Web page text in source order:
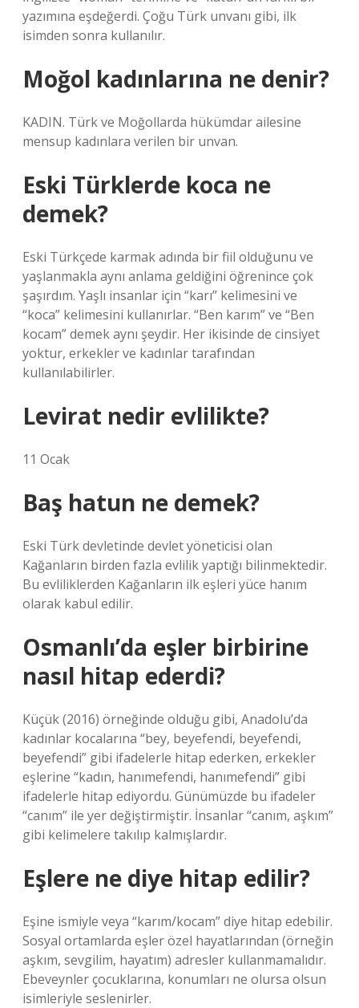
yazımına eşdeğerdi. Çoğu Türk unvanı gibi, ilk
isimden sonra kullanılır.
Moğol kadınlarına ne denir?
KADIN. Türk ve Moğollarda hükümdar ailesine
mensup kadınlara verilen bir unvan.
Eski Türklerde koca ne
demek?
Eski Türkçede karmak adında bir fiil olduğunu ve
yaşlanmakla aynı anlama geldiğini öğrenince çok
şaşırdım. Yaşlı insanlar için “karı” kelimesini ve
“koca” kelimesini kullanırlar. “Ben karım” ve “Ben
kocam” demek aynı şeydir. Her ikisinde de cinsiyet
yoktur, erkekler ve kadınlar tarafından
kullanılabilirler.
Levirat nedir evlilikte?
11 Ocak
Baş hatun ne demek?
Eski Türk devletinde devlet yöneticisi olan
Kağanların birden fazla evlilik yaptığı bilinmektedir.
Bu evliliklerden Kağanların ilk eşleri yüce hanım
olarak kabul edilir.
Osmanlı’da eşler birbirine
nasıl hitap ederdi?
Küçük (2016) örneğinde olduğu gibi, Anadolu’da
kadınlar kocalarına “bey, beyefendi, beyefendi,
beyefendi” gibi ifadelerle hitap ederken, erkekler
eşlerine “kadın, hanımefendi, hanımefendi” gibi
ifadelerle hitap ediyordu. Günümüzde bu ifadeler
“canım” ile yer değiştirmiştir. İnsanlar “canım, aşkım”
gibi kelimelere takılıp kalmışlardır.
Eşlere ne diye hitap edilir?
Eşine ismiyle veya “karım/kocam” diye hitap edebilir.
Sosyal ortamlarda eşler özel hayatlarından (örneğin
aşkım, sevgilim, hayatım) adresler kullanmamalıdır.
Ebeveynler çocuklarına, konumları ne olursa olsun
isimleriyle seslenirler.